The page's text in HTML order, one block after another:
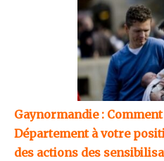
Gaynormandie :
Département à votre
des actions des